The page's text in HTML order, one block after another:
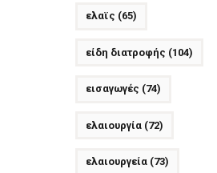
ελαϊς (65)
είδη διατροφής (104)
εισαγωγές (74)
ελαιουργία(72)
ελαιουργεία(73)